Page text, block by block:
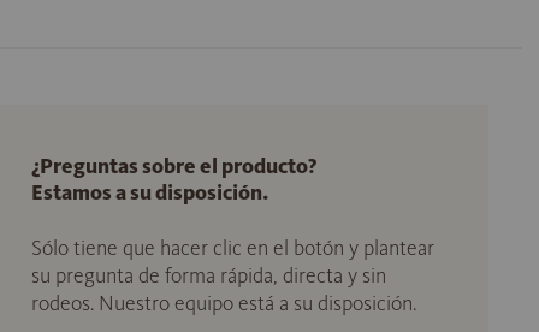
¿Preguntas sobre el producto?
Estamos a su disposición.
Sólo tiene que hacer clic en el botón y plantear
su pregunta de forma rápida, directa y sin
rodeos. Nuestro equipo está a su disposición.